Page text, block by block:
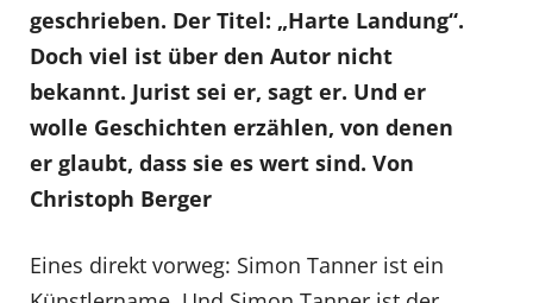
geschrieben. Der Titel: „Harte Landung“.
Doch viel ist über den Autor nicht
bekannt. Jurist sei er, sagt er. Und er
wolle Geschichten erzählen, von denen
er glaubt, dass sie es wert sind. Von
Christoph Berger
Eines direkt vorweg: Simon Tanner ist ein